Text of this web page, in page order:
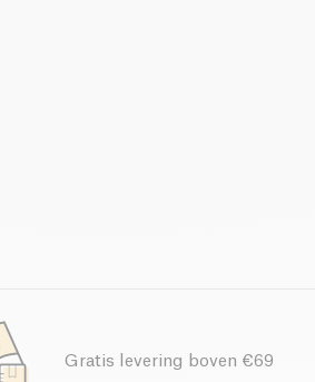
Gratis levering boven €69